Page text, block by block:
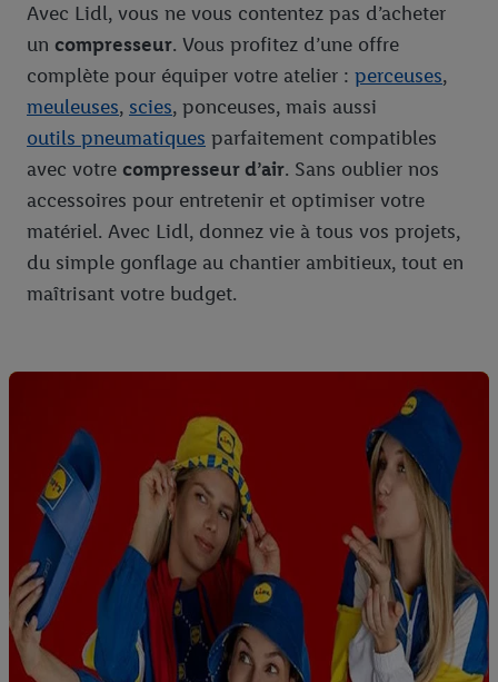
Avec Lidl, vous ne vous contentez pas d’acheter
un compresseur. Vous profitez d’une offre
complète pour équiper votre atelier : perceuses,
meuleuses, scies, ponceuses, mais aussi
outils pneumatiques parfaitement compatibles
avec votre compresseur d’air. Sans oublier nos
accessoires pour entretenir et optimiser votre
matériel. Avec Lidl, donnez vie à tous vos projets,
du simple gonflage au chantier ambitieux, tout en
maîtrisant votre budget.